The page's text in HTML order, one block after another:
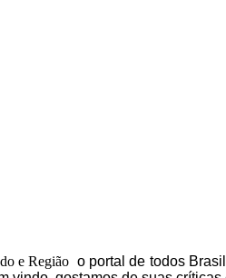
e Região o portalde todos